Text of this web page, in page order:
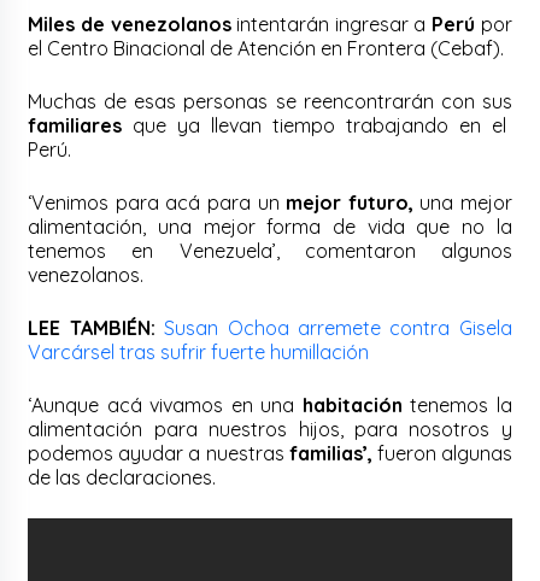
Miles de venezolanosintentarán ingresar a Perú por
el Centro Binacional de Atención en Frontera (Cebaf).
Muchas de esas personas se reencontrarán con sus
familiares que ya llevan tiempo trabajando en el
Perú.
‘Venimos para acá para un mejor futuro, una mejor
alimentación, una mejor forma de vida que no la
tenemos en Venezuela’, comentaron algunos
venezolanos.
LEE TAMBIÉN:Susan Ochoa arremete contra Gisela
Varcársel tras sufrir fuerte humillación
‘Aunque acá vivamos en una habitación tenemos la
alimentación para nuestros hijos, para nosotros y
podemos ayudar a nuestras familias’, fueron algunas
de las declaraciones.